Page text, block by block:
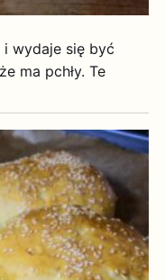
wydaje się być
ma pchły. Te